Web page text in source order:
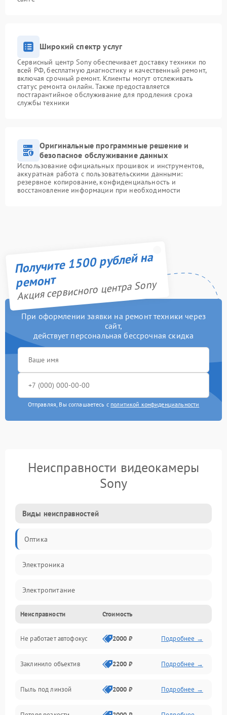
Широкий спектр услуг
Сервисный центр Sony обеспечивает доставку техники по
всей РФ, бесплатную диагностику и качественный ремонт,
включая срочный ремонт. Клиенты могут отслеживать
статус ремонта онлайн. Также предоставляется
постгарантийное обслуживание для продления срока
службы техники
Оригинальные программные решение и
безопасное обслуживание данных
Использование официальных прошивок и инструментов,
аккуратная работа с пользовательскими данными:
резервное копирование, конфиденциальность и
восстановление информации при необходимости
Получите 1500 рублей на
ремонт
Акция сервисного центра Sony
При оформлении заявки на ремонт техники через
сайт,
действует персональная бессрочная скидка
Отправляя, Вы соглашаетесь с политикой конфиденциальности
Неисправности видеокамеры
Sony
Виды неисправностей
Оптика
Электроника
Электропитание
Видео
Хранение данных
Программное обеспечение
Механические повреждения
Неисправности Стоимость
Не работает автофокус 2000 ₽ Подробнее →
Заклинило объектив 2200 ₽ Подробнее →
Пыль под линзой 2000 ₽ Подробнее →